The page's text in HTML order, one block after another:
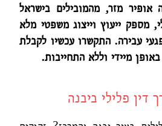
אופיר מזר, מהמובילים בישראל
מספק ייעוץ וייצוג משפטי מלא
עבירה. התקשרו עכשיו לקבלת
מיידי וללא התחייבות.
דין פלילי ביבנה